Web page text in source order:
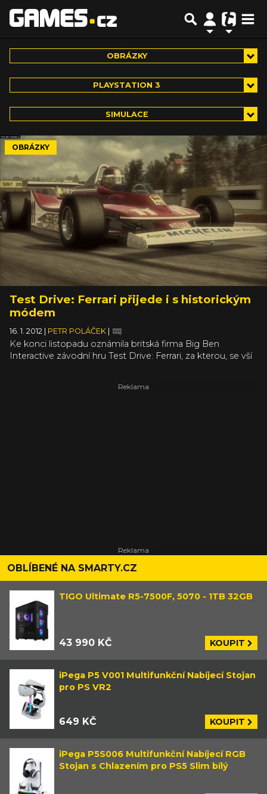
OBRÁZKY
PLAYSTATION 3
SIMULACE
OBRÁZKY
Test Drive: Ferrari přijede i s historickým
módem
16. 1. 2012 PETR POLÁČEK
Ke konci listopadu oznámila britská firma Big Ben
Interactive závodní hru Test Drive: Ferrari, za kterou, se vší
bylo až do teďka poněkud obtížné, protože nebylo, CO
OBLÍBENÉ NA SMARTY.CZ
TIGO Ultimate R5-7500F, 5070 - 1TB 32GB
43 990 KČ KOUPIT
iPega P5 V001 Multifunkční Nabíjecí Stojan
pro PS VR2
649 KČ KOUPIT
iPega P5S006 Multifunkční Nabíjecí RGB
Stojan s Chlazením pro PS5 Slim bílý